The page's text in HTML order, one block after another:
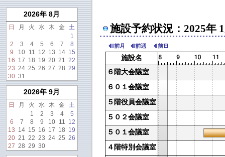
施設予約状況：2025年
施設名
６階大会議室
６０１会議室
５階役員会議室
５０２会議室
５０１会議室
４階特別会議室
2026年 8月
日 月 火 水 木 金
土
1
2
3 4 5 6 7
8
9
10 11 12 13 14 15
16 17 18 19 20 21 22
23 24 25 26 27 28 29
30 31
2026年 9月
日 月 火 水 木 金
土
1
2 3 4
5
6
7 8 9 10 11 12
13 14 15 16 17 18 19
20 21 22 23 24 25 26
27 28 29 30